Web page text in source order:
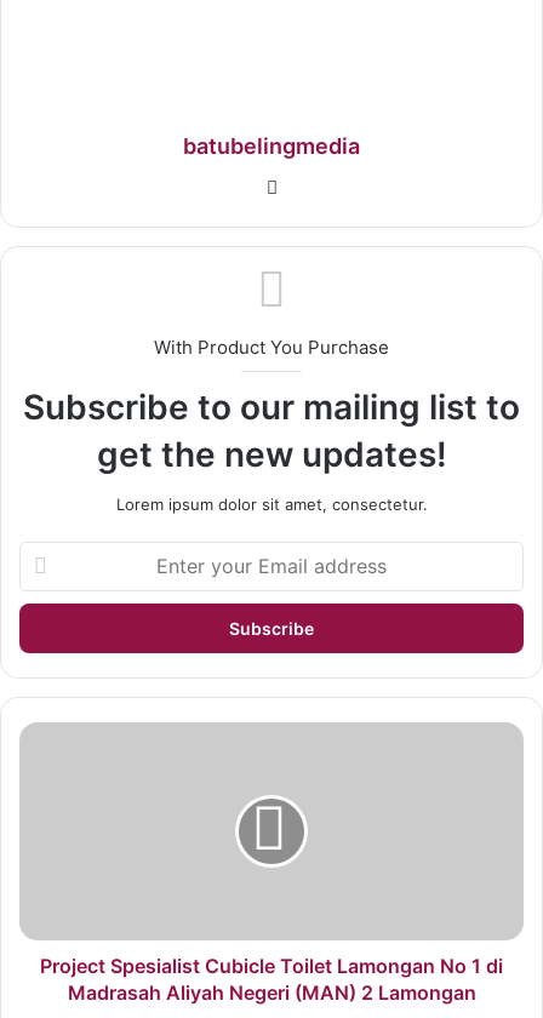
batubelingmedia
With Product You Purchase
Subscribe to our mailing list to
get the new updates!
Lorem ipsum dolor sit amet, consectetur.
Project Spesialist Cubicle Toilet Lamongan No 1 di
Madrasah Aliyah Negeri (MAN) 2 Lamongan